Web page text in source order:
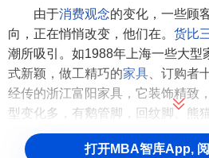
由于消费观念的变化，一些顾
向，正在悄悄改变，他们在。 货比
潮所吸引。如1988年上海一些大型
式新颖，做工精巧的家具 、订购者
经传的浙江富阳家具，它装饰精致
型变化多，有鹅管脚，回纹脚、熊
誉，一些人还特地退了上海货，
打开MBA智库App,